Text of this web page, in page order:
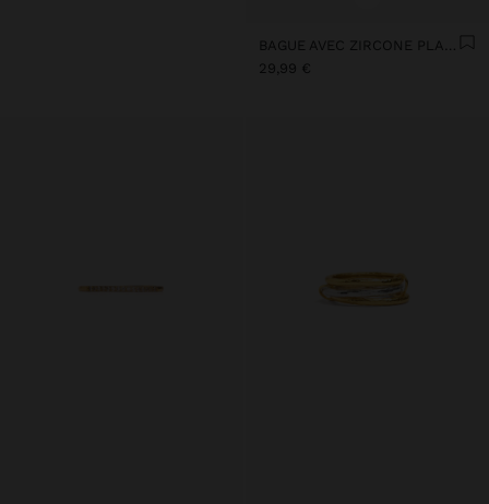
BAGUE AVEC ZIRCONE PLAQUÉ OR 18K - ARGENT STERLING 925
29,99 €